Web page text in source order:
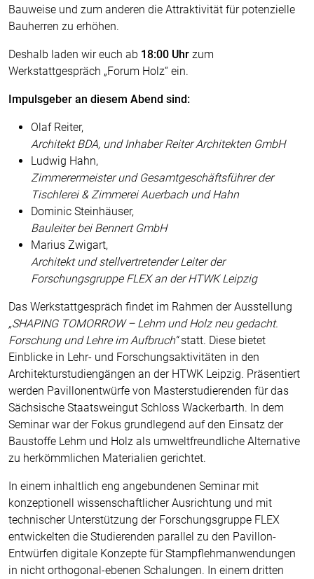
Bauweise und zum anderen die Attraktivität für potenzielle
Bauherren zu erhöhen.
Deshalb laden wir euch ab 18:00 Uhr zum
Werkstattgespräch „Forum Holz“ ein.
Impulsgeber an diesem Abend sind:
Olaf Reiter,
Architekt BDA, und Inhaber Reiter Architekten GmbH
Ludwig Hahn,
Zimmerermeister und Gesamtgeschäftsführer der
Tischlerei & Zimmerei Auerbach und Hahn
Dominic Steinhäuser,
Bauleiter bei Bennert GmbH
Marius Zwigart,
Architekt und stellvertretender Leiter der
Forschungsgruppe FLEX an der HTWK Leipzig
Das Werkstattgespräch findet im Rahmen der Ausstellung
„SHAPING TOMORROW – Lehm und Holz neu gedacht.
Forschung und Lehre im Aufbruch“statt. Diese bietet
Einblicke in Lehr- und Forschungsaktivitäten in den
Architekturstudiengängen an der HTWK Leipzig. Präsentiert
werden Pavillonentwürfe von Masterstudierenden für das
Sächsische Staatsweingut Schloss Wackerbarth. In dem
Seminar war der Fokus grundlegend auf den Einsatz der
Baustoffe Lehm und Holz als umweltfreundliche Alternative
zu herkömmlichen Materialien gerichtet.
In einem inhaltlich eng angebundenen Seminar mit
konzeptionell wissenschaftlicher Ausrichtung und mit
technischer Unterstützung der Forschungsgruppe FLEX
entwickelten die Studierenden parallel zu den Pavillon-
Entwürfen digitale Konzepte für Stampflehmanwendungen
in nicht orthogonal-ebenen Schalungen. In einem dritten